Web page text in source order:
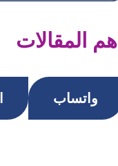
اهم المقالات
واتساب